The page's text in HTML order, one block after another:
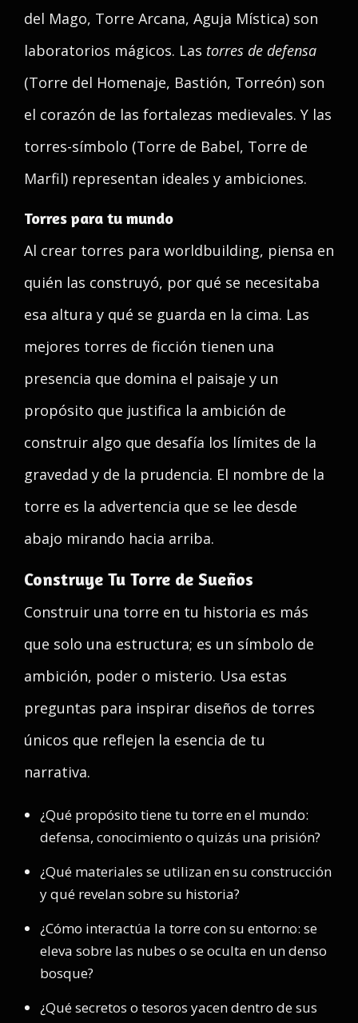
del Mago, Torre Arcana, Aguja Mística) son
laboratorios mágicos. Las torres de defensa
(Torre del Homenaje, Bastión, Torreón) son
el corazón de las fortalezas medievales. Y las
torres-símbolo (Torre de Babel, Torre de
Marfil) representan ideales y ambiciones.
Torres para tu mundo
Al crear torres para worldbuilding, piensa en
quién las construyó, por qué se necesitaba
esa altura y qué se guarda en la cima. Las
mejores torres de ficción tienen una
presencia que domina el paisaje y un
propósito que justifica la ambición de
construir algo que desafía los límites de la
gravedad y de la prudencia. El nombre de la
torre es la advertencia que se lee desde
abajo mirando hacia arriba.
Construye Tu Torre de Sueños
Construir una torre en tu historia es más
que solo una estructura; es un símbolo de
ambición, poder o misterio. Usa estas
preguntas para inspirar diseños de torres
únicos que reflejen la esencia de tu
narrativa.
¿Qué propósito tiene tu torre en el mundo:
defensa, conocimiento o quizás una prisión?
¿Qué materiales se utilizan en su construcción
y qué revelan sobre su historia?
¿Cómo interactúa la torre con su entorno: se
eleva sobre las nubes o se oculta en un denso
bosque?
¿Qué secretos o tesoros yacen dentro de sus